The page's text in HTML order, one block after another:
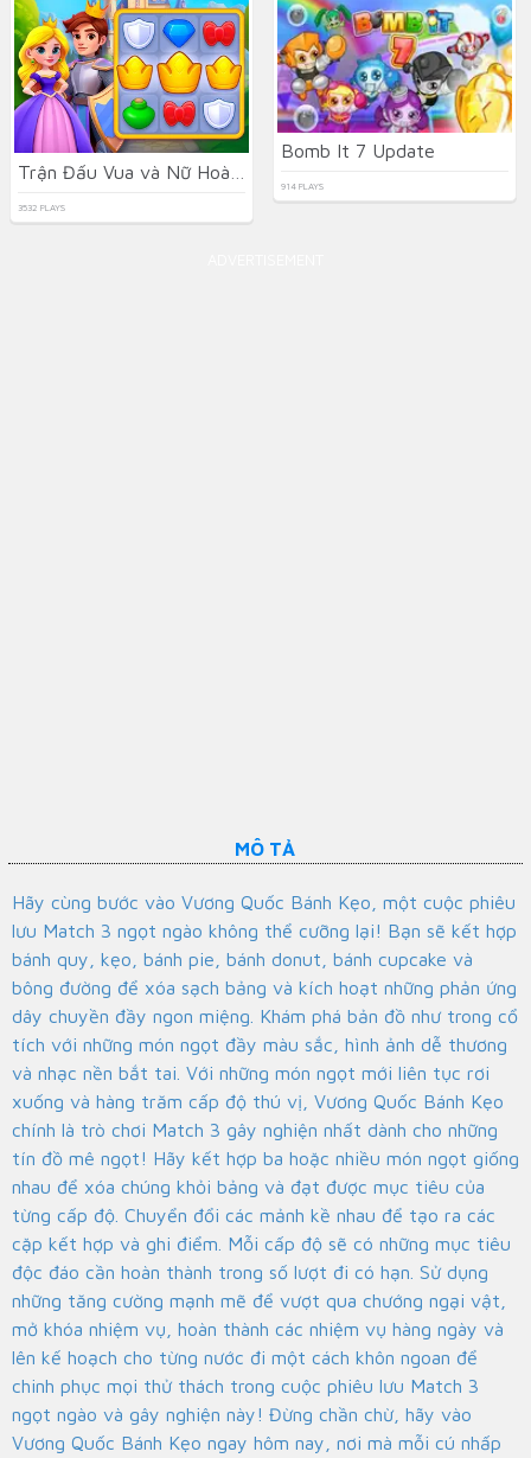
3532 PLAYS
Bomb It 7 Update
914 PLAYS
MÔ TẢ
Hãy cùng bước vào Vương Quốc Bánh Kẹo, một cuộc phiêu
lưu Match 3 ngọt ngào không thể cưỡng lại! Bạn sẽ kết hợp
bánh quy, kẹo, bánh pie, bánh donut, bánh cupcake và
bông đường để xóa sạch bảng và kích hoạt những phản ứng
dây chuyền đầy ngon miệng. Khám phá bản đồ như trong cổ
tích với những món ngọt đầy màu sắc, hình ảnh dễ thương
và nhạc nền bắt tai. Với những món ngọt mới liên tục rơi
xuống và hàng trăm cấp độ thú vị, Vương Quốc Bánh Kẹo
chính là trò chơi Match 3 gây nghiện nhất dành cho những
tín đồ mê ngọt! Hãy kết hợp ba hoặc nhiều món ngọt giống
nhau để xóa chúng khỏi bảng và đạt được mục tiêu của
từng cấp độ. Chuyển đổi các mảnh kề nhau để tạo ra các
cặp kết hợp và ghi điểm. Mỗi cấp độ sẽ có những mục tiêu
độc đáo cần hoàn thành trong số lượt đi có hạn. Sử dụng
những tăng cường mạnh mẽ để vượt qua chướng ngại vật,
mở khóa nhiệm vụ, hoàn thành các nhiệm vụ hàng ngày và
lên kế hoạch cho từng nước đi một cách khôn ngoan để
chinh phục mọi thử thách trong cuộc phiêu lưu Match 3
ngọt ngào và gây nghiện này! Đừng chần chừ, hãy vào
Vương Quốc Bánh Kẹo ngay hôm nay, nơi mà mỗi cú nhấp